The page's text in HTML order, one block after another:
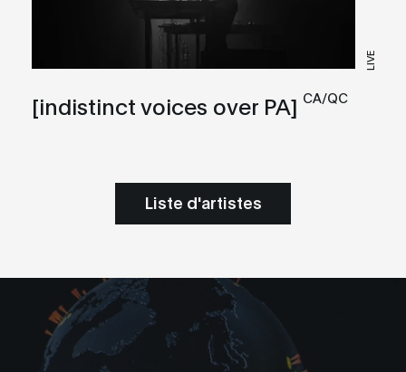
LIVE
[indistinct voices over PA] CA/QC
Liste d'artistes